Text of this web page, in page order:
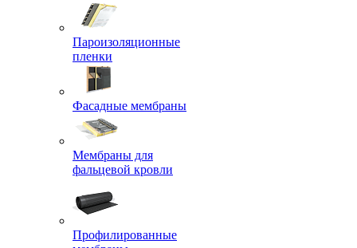
Пароизоляционные
пленки
Фасадные мембраны
Мембраны для
фальцевой кровли
Профилированные